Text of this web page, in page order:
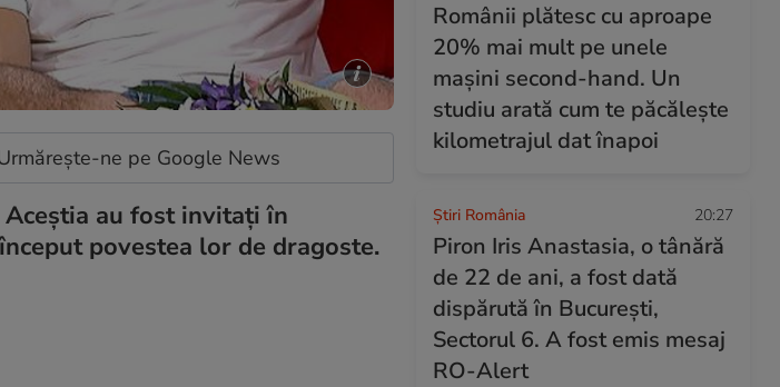
ne pe Google News
au fost invitați în
povestea lor de dragoste.
Românii plătesc cu aproape
20% mai mult pe unele
mașini second-hand. Un
studiu arată cum te păcălește
kilometrajul dat înapoi
Știri România 20:27
Piron Iris Anastasia, o tânără
de 22 de ani, a fost dată
dispărută în București,
Sectorul 6. A fost emis mesaj
RO-Alert